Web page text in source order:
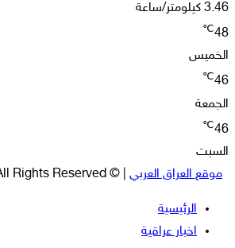
3.46 كيلومتر/ساعة
48
℃
الخميس
46
℃
الجمعة
46
℃
السبت
موقع العراق العربي | © Copyright 2026, All Rights Reserved
الرئيسية
اخبار عراقية